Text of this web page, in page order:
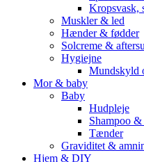
Kropsvask,
Muskler & led
Hænder & fødder
Solcreme &
Hygiejne
Mundskyld
Mor & baby
Baby
Hudpleje
Shampoo &
Tænder
Graviditet &
Hjem & DIY